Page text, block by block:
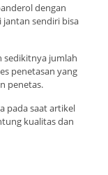
dengan
jantan sendiri bisa
sedikitnya jumlah
penetasan yang
penetas.
pada saat artikel
kualitas dan